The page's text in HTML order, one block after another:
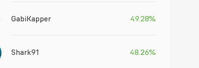
GabiKapper 49.28%
Shark91 48.26%